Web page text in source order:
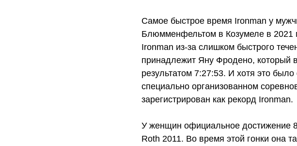
Самое быстрое время Ironman у
Блюмменфельтом в Козумеле в 2021
Ironman из-за слишком быстрого
принадлежит Яну Фродено, который
результатом 7:27:53. И хотя это
специально организованном
зарегистрирован как рекорд Ironman.
У женщин официальное достижение
Roth 2011. Во время этой гонки она